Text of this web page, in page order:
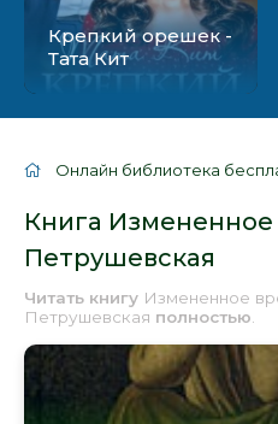
Крепкий орешек -
Тата Кит
Онлайн библиотека
Книга
Петрушевская
Читать книгу Измененное
Петрушевская полностью